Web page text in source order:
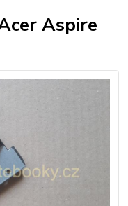
Aspire